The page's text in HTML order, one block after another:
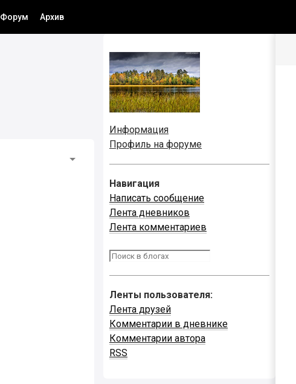
Форум Архив
Информация
Профиль на форуме
Навигация
Написать сообщение
Лента дневников
Лента комментариев
Ленты пользователя:
Лента друзей
Комментарии в дневнике
Комментарии автора
RSS